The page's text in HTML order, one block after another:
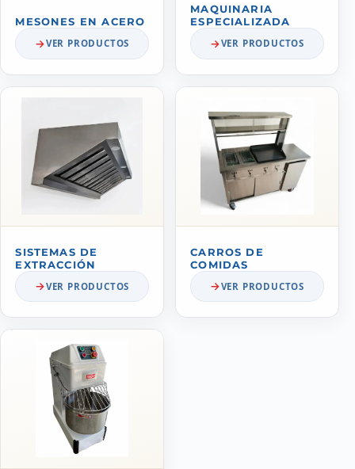
MESONES EN ACERO
VER PRODUCTOS
MAQUINARIA
ESPECIALIZADA
VER PRODUCTOS
SISTEMAS DE
EXTRACCIÓN
VER PRODUCTOS
CARROS DE
COMIDAS
VER PRODUCTOS